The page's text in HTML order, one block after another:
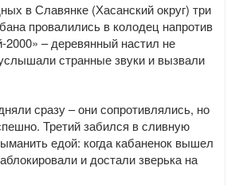
в Славянке (Хасанский округ) три
провалились в колодец напротив
2000» – деревянный настил не
странные звуки и вызвали
сразу – они сопротивлялись, но
Третий забился в сливную
едой: когда кабаненок вышел
и достали зверька на